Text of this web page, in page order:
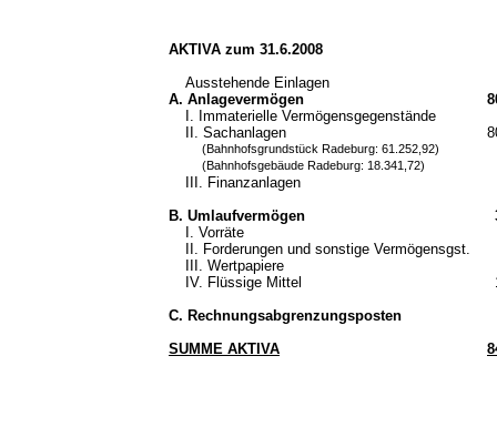
AKTIVA zum 31.6.2008
Ausstehende Einlagen
A. Anlagevermögen
I. Immaterielle Vermögensgegenstände
II. Sachanlagen
(Bahnhofsgrundstück Radeburg: 61.252,92)
(Bahnhofsgebäude Radeburg: 18.341,72)
III. Finanzanlagen
B. Umlaufvermögen
I. Vorräte
II. Forderungen und sonstige Vermögensgst.
III. Wertpapiere
IV. Flüssige Mittel
C. Rechnungsabgrenzungsposten
SUMME AKTIVA